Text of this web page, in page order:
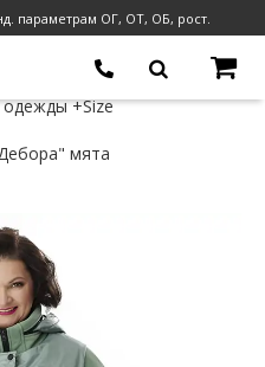
параметрам ОГ, ОТ, ОБ, рост.
+Size
мята